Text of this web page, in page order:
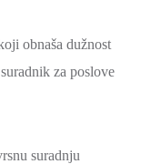
obnaša dužnost
za poslove
suradnju